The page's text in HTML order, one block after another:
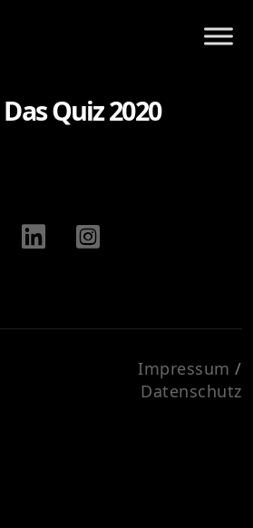
Das Quiz 2020
Impressum /
Datenschutz